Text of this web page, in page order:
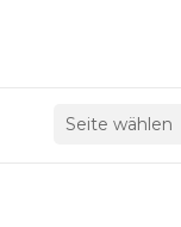
Seite wählen